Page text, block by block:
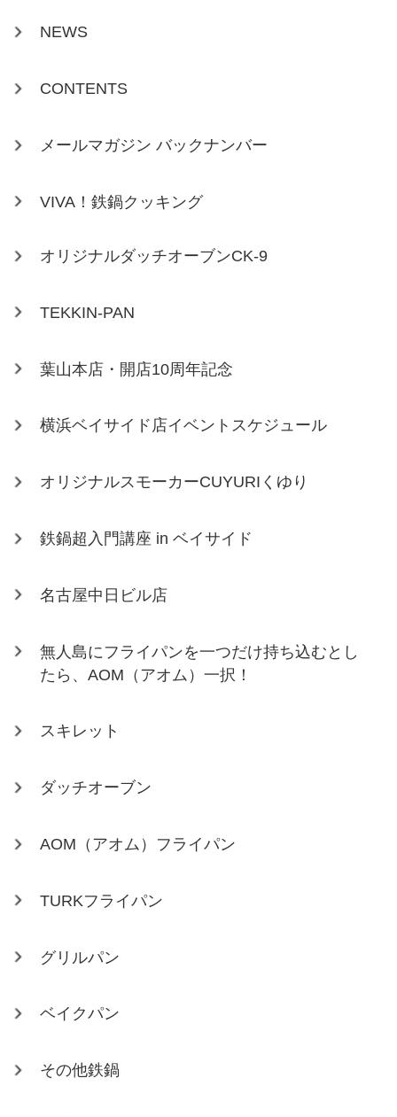
NEWS
CONTENTS
メールマガジン バックナンバー
VIVA！鉄鍋クッキング
オリジナルダッチオーブンCK-9
TEKKIN-PAN
葉山本店・開店10周年記念
横浜ベイサイド店イベントスケジュール
オリジナルスモーカーCUYURIくゆり
鉄鍋超入門講座 in ベイサイド
名古屋中日ビル店
無人島にフライパンを一つだけ持ち込むとし
たら、AOM（アオム）一択！
スキレット
ダッチオーブン
AOM（アオム）フライパン
TURKフライパン
グリルパン
ベイクパン
その他鉄鍋